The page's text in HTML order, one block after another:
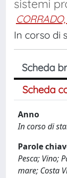
sistemi
In corso di
Scheda
Scheda
Anno
In corso di
Parole
Pesca; Vino;
mare; Costa